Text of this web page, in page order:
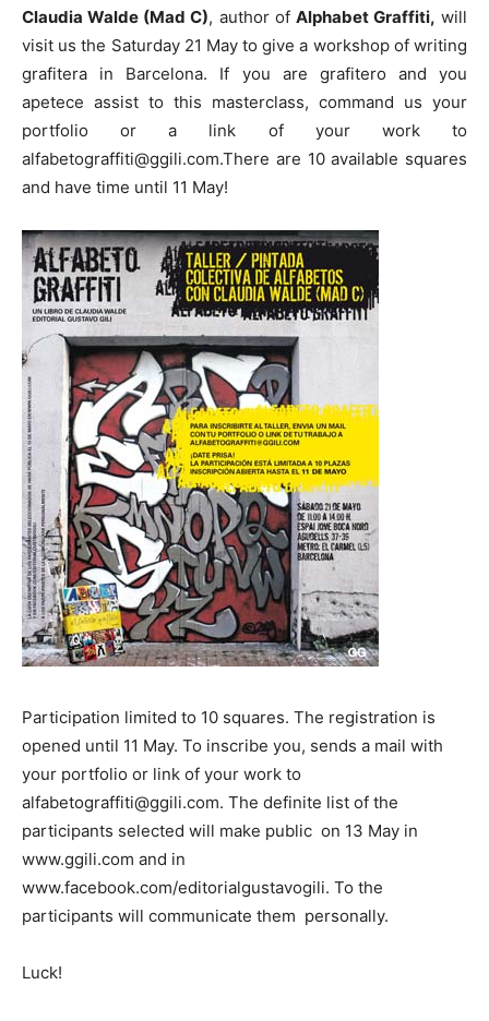
Claudia Walde (Mad C), author of Alphabet Graffiti, will
visit us the Saturday 21 May to give a workshop of writing
grafitera in Barcelona. If you are grafitero and you
apetece assist to this masterclass, command us your
portfolio or a link of your work to
alfabetograffiti@ggili.com.There are 10 available squares
and have time until 11 May!
Participation limited to 10 squares. The registration is
opened until 11 May. To inscribe you, sends a mail with
your portfolio or link of your work to
alfabetograffiti@ggili.com. The definite list of the
participants selected will make public on 13 May in
www.ggili.com and in
www.facebook.com/editorialgustavogili. To the
participants will communicate them personally.
Luck!